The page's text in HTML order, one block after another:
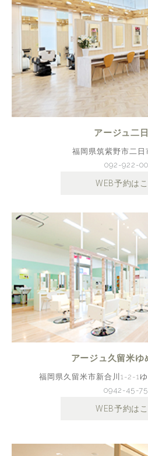
アージュ二
福岡県筑紫野市二日
092-922-
WEB予約は
アージュ久留米ゆ
福岡県久留米市新合川1-2-1
0942-45-
WEB予約は